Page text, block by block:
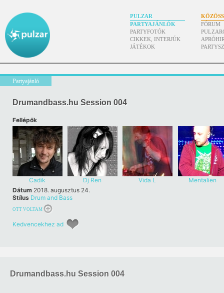
PULZAR
PARTYAJÁNLÓK
PARTYFOTÓK
CIKKEK, INTERJÚK
JÁTÉKOK
FÓRUM
Partyajánló
Drumandbass.hu Session 004
Fellépők
Cadik Dj Ren Vida L
Mentalien
Dátum 2018. augusztus 24.
Stílus Drum and Bass
OTT VOLTAM
Kedvencekhez ad
Drumandbass.hu Session 004